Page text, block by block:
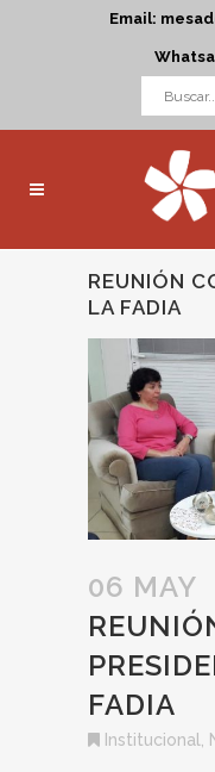
Email:
REUNIÓN
LA FADIA
06 MAY
FADIA
Institucional